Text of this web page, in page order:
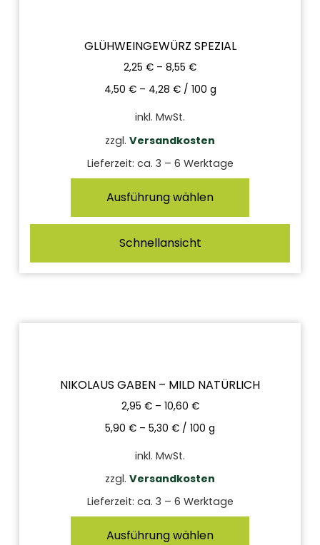
GLÜHWEINGEWÜRZ SPEZIAL
2,25 € – 8,55 €
4,50 €– 4,28 €/ 100 g
inkl. MwSt.
zzgl. Versandkosten
Lieferzeit: ca. 3 – 6 Werktage
Ausführung wählen
Schnellansicht
NIKOLAUS GABEN – MILD NATÜRLICH
2,95 €– 10,60 €
5,90 € – 5,30 € / 100 g
inkl. MwSt.
zzgl. Versandkosten
Lieferzeit: ca. 3 – 6 Werktage
Ausführung wählen